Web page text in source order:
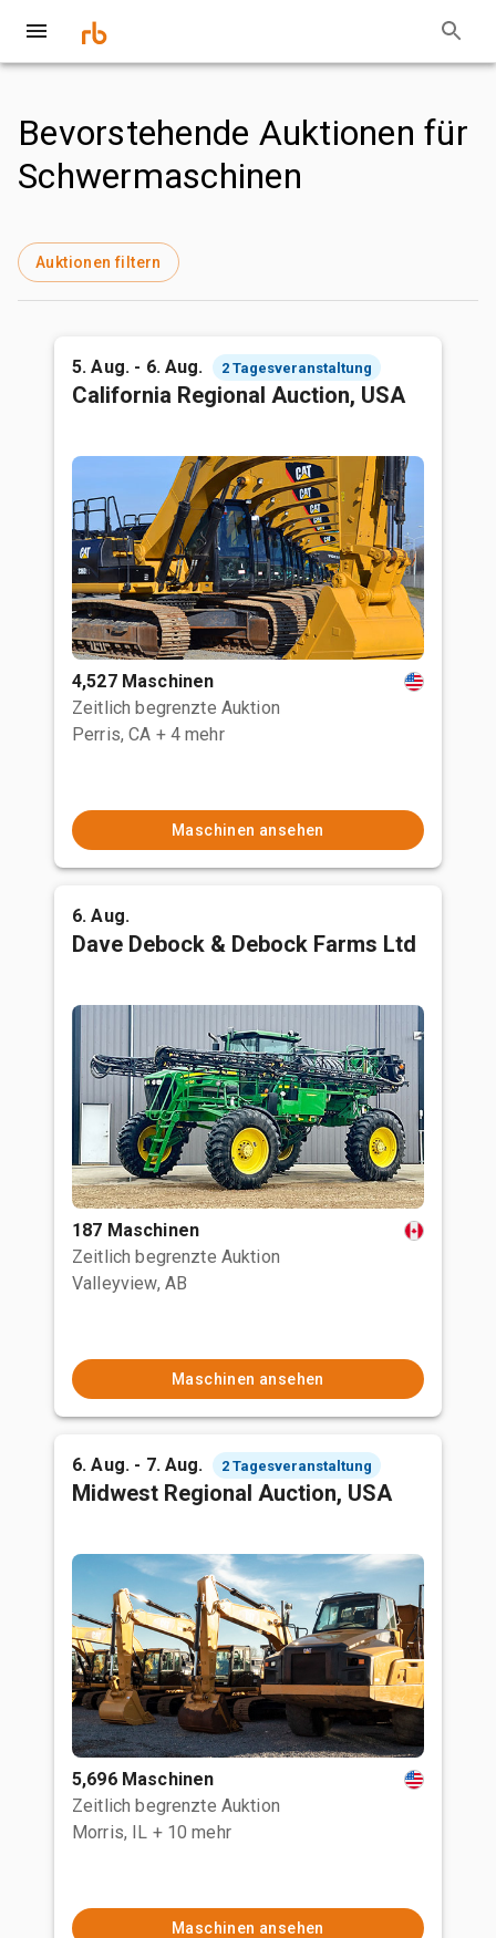
Bevorstehende Auktionen für
Schwermaschinen
Auktionen filtern
5. Aug. - 6. Aug. 2 Tagesveranstaltung
California Regional Auction, USA
4,527 Maschinen
Zeitlich begrenzte Auktion
Perris, CA + 4 mehr
Maschinen ansehen
6. Aug.
Dave Debock & Debock Farms Ltd
187 Maschinen
Zeitlich begrenzte Auktion
Valleyview, AB
Maschinen ansehen
6. Aug. - 7. Aug. 2 Tagesveranstaltung
Midwest Regional Auction, USA
5,696 Maschinen
Zeitlich begrenzte Auktion
Morris, IL + 10 mehr
Maschinen ansehen